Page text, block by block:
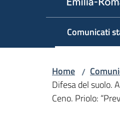
Comunicati
Menu
Home /
Difesa del suolo.
Ceno. Priolo: